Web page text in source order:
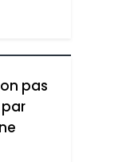
pas